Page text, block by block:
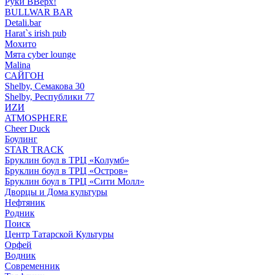
BULLWAR BAR
Detali.bar
Harat`s irish pub
Мохито
Мята cyber lounge
Malina
САЙГОН
Shelby, Семакова 30
Shelby, Республики 77
ИZИ
ATMOSPHERE
Cheer Duck
Боулинг
STAR TRACK
Бруклин боул в ТРЦ «Колумб»
Бруклин боул в ТРЦ «Остров»
Бруклин боул в ТРЦ «Сити Молл»
Дворцы и Дома культуры
Нефтяник
Родник
Поиск
Центр Татарской Культуры
Орфей
Водник
Современник